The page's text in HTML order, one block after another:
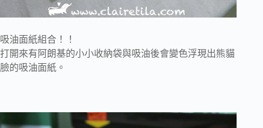
吸油面紙組合！！
打開來有阿朗基的小小收納袋與吸油後會變色浮現出熊貓
臉的吸油面紙。